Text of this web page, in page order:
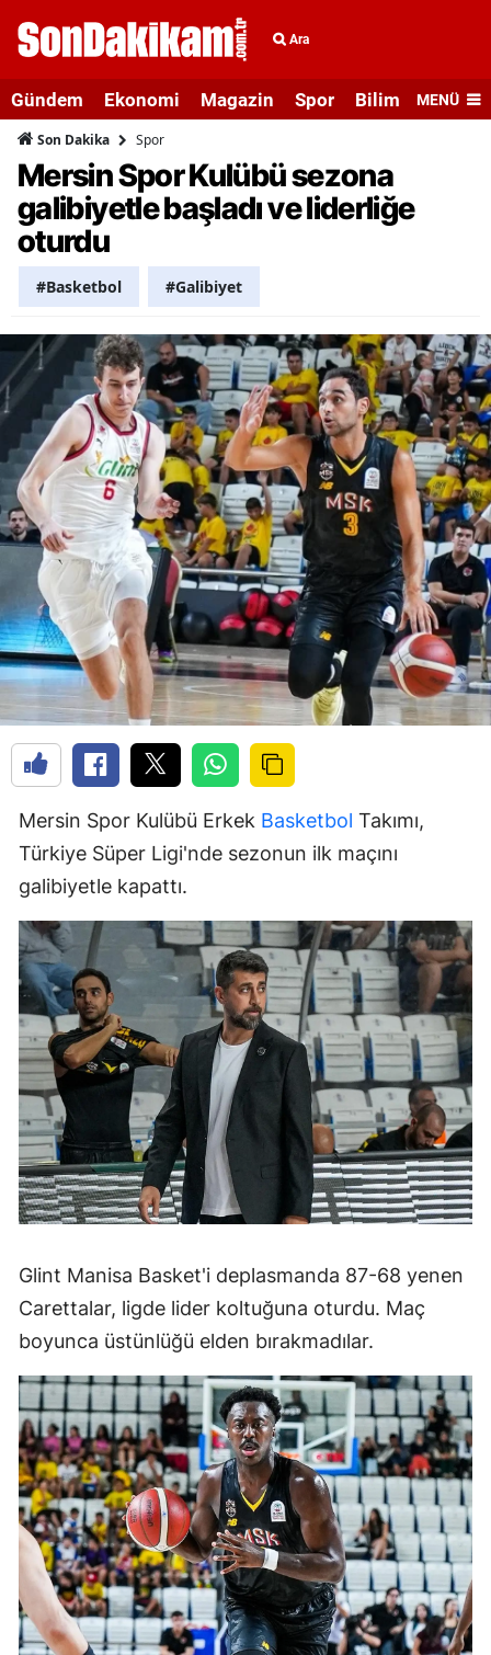
Ara
Gündem Ekonomi Magazin Spor Bilim veMENÜ
Son Dakika Spor
Mersin Spor Kulübü sezona
galibiyetle başladı ve liderliğe
oturdu
#Basketbol #Galibiyet
Mersin Spor Kulübü Erkek Basketbol Takımı,
Türkiye Süper Ligi'nde sezonun ilk maçını
galibiyetle kapattı.
Glint Manisa Basket'i deplasmanda 87-68 yenen
Carettalar, ligde lider koltuğuna oturdu. Maç
boyunca üstünlüğü elden bırakmadılar.